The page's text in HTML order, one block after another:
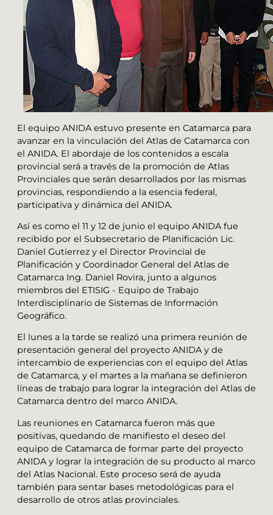
El equipo ANIDA estuvo presente en Catamarca para
avanzar en la vinculación del Atlas de Catamarca con
el ANIDA. El abordaje de los contenidos a escala
provincial será a través de la promoción de Atlas
Provinciales que serán desarrollados por las mismas
provincias, respondiendo a la esencia federal,
participativa y dinámica del ANIDA.
Así es como el 11 y 12 de junio el equipo ANIDA fue
recibido por el Subsecretario de Planificación Lic.
Daniel Gutierrez y el Director Provincial de
Planificación y Coordinador General del Atlas de
Catamarca Ing. Daniel Rovira, junto a algunos
miembros del ETISIG - Equipo de Trabajo
Interdisciplinario de Sistemas de Información
Geográfico.
El lunes a la tarde se realizó una primera reunión de
presentación general del proyecto ANIDA y de
intercambio de experiencias con el equipo del Atlas
de Catamarca, y el martes a la mañana se definieron
líneas de trabajo para lograr la integración del Atlas de
Catamarca dentro del marco ANIDA.
Las reuniones en Catamarca fueron más que
positivas, quedando de manifiesto el deseo del
equipo de Catamarca de formar parte del proyecto
ANIDA y lograr la integración de su producto al marco
del Atlas Nacional. Este proceso será de ayuda
también para sentar bases metodológicas para el
desarrollo de otros atlas provinciales.